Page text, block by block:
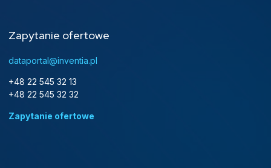
Zapytanie ofertowe
dataportal@inventia.pl
+48 22 545 32 13
+48 22 545 32 32
Zapytanie ofertowe